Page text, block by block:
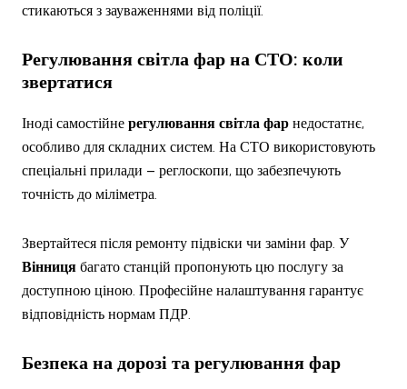
стикаються з зауваженнями від поліції.
Регулювання світла фар на СТО: коли
звертатися
Іноді самостійне регулювання світла фар недостатнє,
особливо для складних систем. На СТО використовують
спеціальні прилади – реглоскопи, що забезпечують
точність до міліметра.
Звертайтеся після ремонту підвіски чи заміни фар. У
Вінниця багато станцій пропонують цю послугу за
доступною ціною. Професійне налаштування гарантує
відповідність нормам ПДР.
Безпека на дорозі та регулювання фар